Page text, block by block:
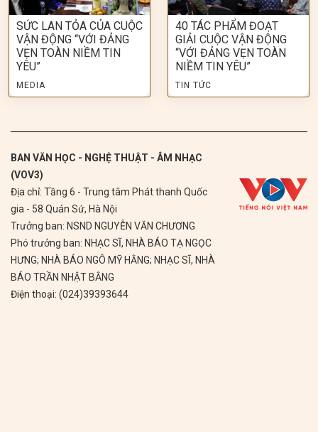
SỨC LAN TỎA CỦA CUỘC
VẬN ĐỘNG “VỚI ĐẢNG
VẸN TOÀN NIỀM TIN
YÊU”
MEDIA
40 TÁC PHẨM ĐOẠT
GIẢI CUỘC VẬN ĐỘNG
“VỚI ĐẢNG VẸN TOÀN
NIỀM TIN YÊU”
TIN TỨC
BAN VĂN HỌC - NGHỆ THUẬT - ÂM NHẠC
(VOV3)
Địa chỉ: Tầng 6 - Trung tâm Phát thanh Quốc
gia - 58 Quán Sứ, Hà Nội
Trưởng ban: NSND NGUYỄN VĂN CHƯƠNG
Phó trưởng ban: NHẠC SĨ, NHÀ BÁO TẠ NGỌC
HƯNG; NHÀ BÁO NGÔ MỸ HẰNG; NHẠC SĨ, NHÀ
BÁO TRẦN NHẬT BẰNG
Điện thoại: (024)39393644